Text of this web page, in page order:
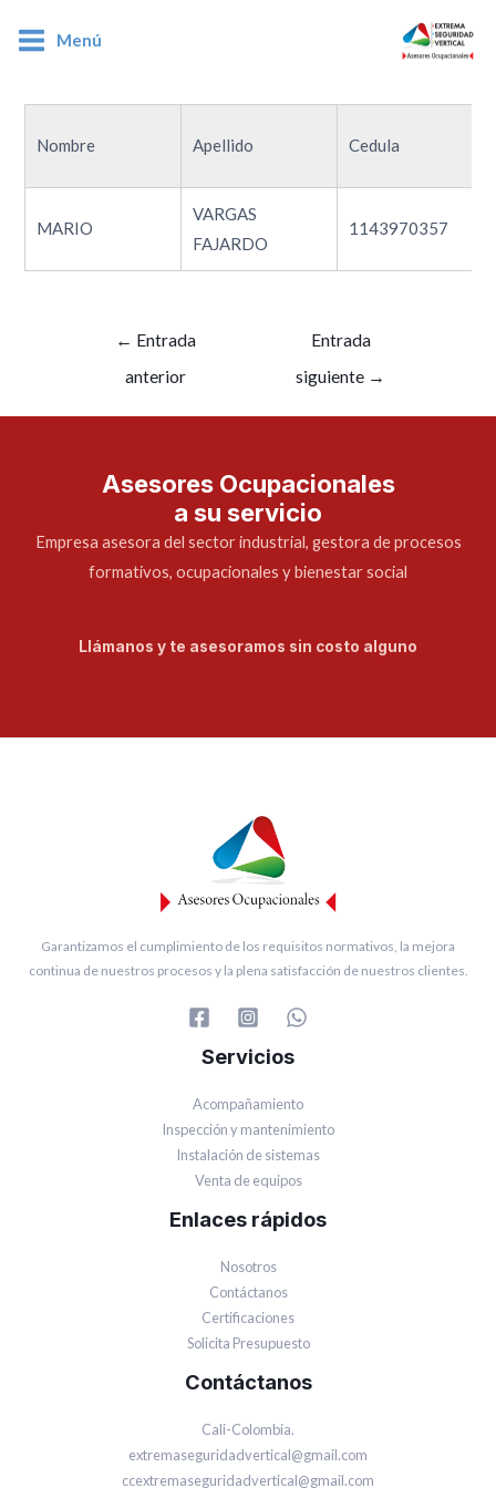
Menú
Nombre Apellido Cedula
MARIO
VARGAS
FAJARDO
1143970357
← Entrada
anterior
Entrada
siguiente →
Asesores Ocupacionales
a su servicio
Empresa asesora del sector industrial, gestora de procesos
formativos, ocupacionales y bienestar social
Llámanos y te asesoramos sin costo alguno
Garantizamos el cumplimiento de los requisitos normativos, la mejora
continua de nuestros procesos y la plena satisfacción de nuestros clientes.
Servicios
Acompañamiento
Inspección y mantenimiento
Instalación de sistemas
Venta de equipos
Enlaces rápidos
Nosotros
Contáctanos
Certificaciones
Solicita Presupuesto
Contáctanos
Cali-Colombia.
extremaseguridadvertical@gmail.com
ccextremaseguridadvertical@gmail.com